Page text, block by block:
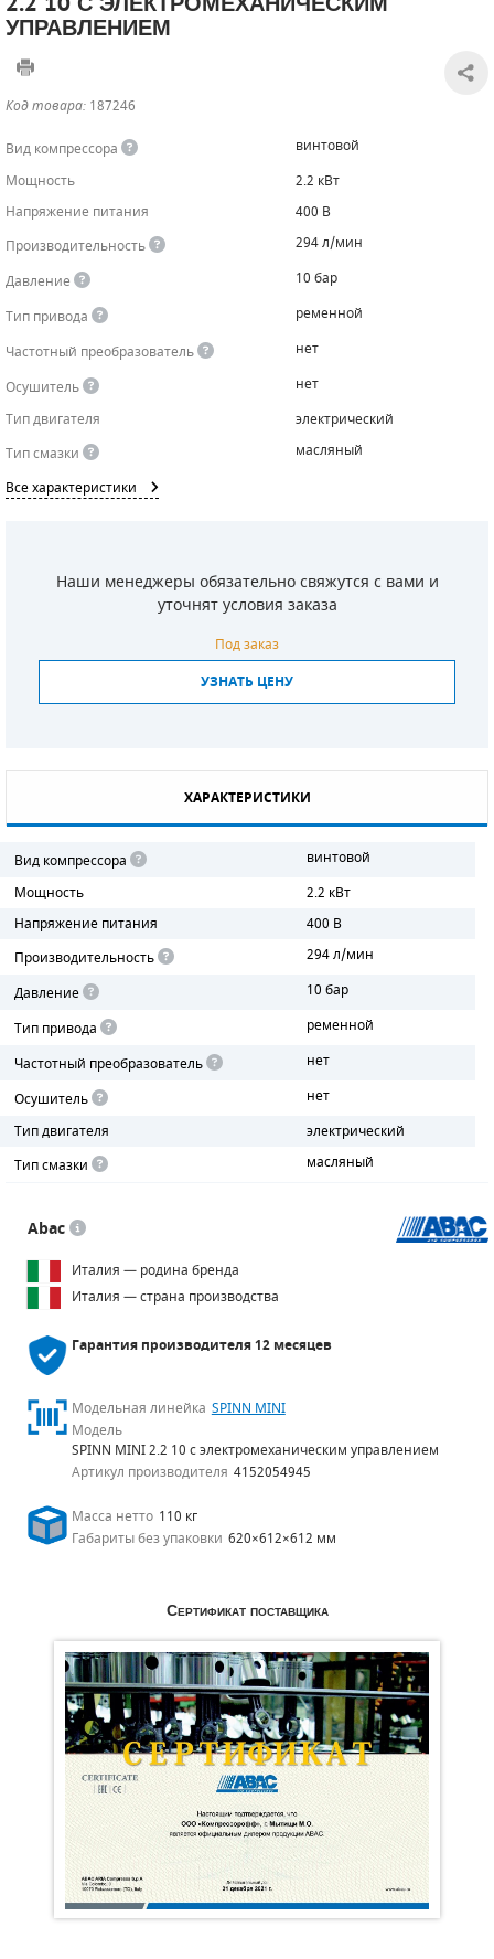
УПРАВЛЕНИЕМ
Код товара: 187246
Вид компрессора
винтовой
Мощность
2.2 кВт
Напряжение питания
400 В
Производительность
294 л/мин
Давление
10 бар
Тип привода
ременной
Частотный преобразователь
нет
Осушитель
нет
Тип двигателя
электрический
Тип смазки
масляный
Все характеристики
Наши менеджеры обязательно свяжутся с вами и
уточнят условия заказа
Под заказ
УЗНАТЬ ЦЕНУ
ХАРАКТЕРИСТИКИ
Вид компрессора
винтовой
Мощность
2.2 кВт
Напряжение питания
400 В
Производительность
294 л/мин
Давление
10 бар
Тип привода
ременной
Частотный преобразователь
нет
Осушитель
нет
Тип двигателя
электрический
Тип смазки
масляный
Abac
Италия — родина бренда
Италия — страна производства
Гарантия производителя12 месяцев
Модельная линейка SPINN MINI
Модель
SPINN MINI 2.2 10 с электромеханическим управлением
Артикул производителя 4152054945
Масса нетто 110 кг
Габариты без упаковки 620×612×612 мм
Сертификат поставщика
КОНТЕЙНЕРЫ ДЛЯ ОБОРУДОВАНИЯ
ДИЗЕЛЬНЫЕ МОТОПОМПЫ
ЛЕНТОЧНОПИЛЬНЫЕ СТАНКИ
ВПУСКНЫЕ КЛАПАНЫ
ОБРАТНЫЕ КЛАПАНЫ
КЛАПАНЫ МИНИМАЛЬНОГО ДАВЛЕНИЯ
РЕЛЕ ДАВЛЕНИЯ ДЛЯ ДЛЯ КОМПРЕССОРОВ
РУКАВА ВЫСОКОГО ДАВЛЕНИЯ (РВД)
КОНДЕНСАТООТВОДЧИКИ
ДЛЯ АДСОРБЦИОННЫХ ОСУШИТЕЛЕЙ
МОТОРНОЕ МАСЛО
РАДИАТОРЫ
ПОДШИПНИКИ
ПОРШНЕВЫЕ БЛОКИ
ДЕТАЛИ СПИРАЛЬНЫХ КОМПРЕССОРОВ
ДЕТАЛИ НАСОСНОЙ ЧАСТИ
ДЕТАЛИ ПОГРУЖНЫХ НАСОСОВ
ШЛАНГИ ДЛЯ МОТОПОМП